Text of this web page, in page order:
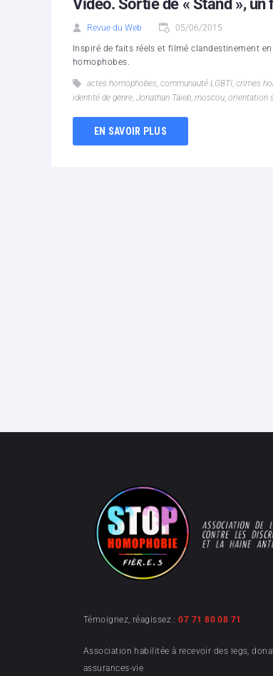
Vidéo. Sortie de « Stand »,
Revue du Web 05/06/2015
Inspiré de faits réels et filmé clandestinement
homophobes.
actes homophobes, communauté LGBTI, crimes
identité de genre, Jonathan Taïeb, moscou, orientation
EN SAVOIR PLUS
Témoignez, réagissez :07 71 80 08 71
Association habilitée à recevoir des legs,
assurances-vie